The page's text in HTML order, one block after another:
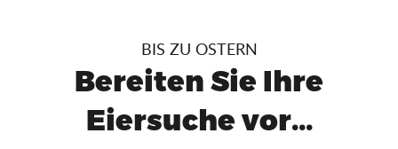
BIS ZU OSTERN
Bereiten Sie Ihre
Eiersuche vor...